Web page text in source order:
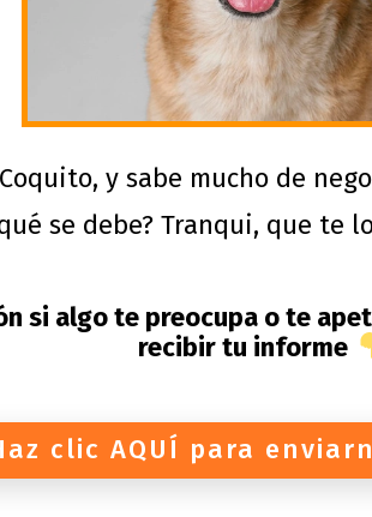
y sabe mucho de
qué se debe? Tranqui, que te
si algo te preocupa o te
recibir tu informe
clic AQUÍ para